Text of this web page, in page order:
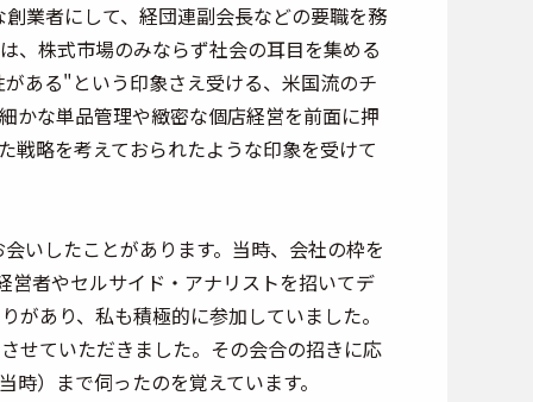
業者にして、経団連副会長などの要職を務
、株式市場のみならず社会の耳目を集める
ある"という印象さえ受ける、米国流のチ
かな単品管理や緻密な個店経営を前面に押
戦略を考えておられたような印象を受けて
いしたことがあります。当時、会社の枠を
営者やセルサイド・アナリストを招いてデ
あり、私も積極的に参加していました。
せていただきました。その会合の招きに応
）まで伺ったのを覚えています。